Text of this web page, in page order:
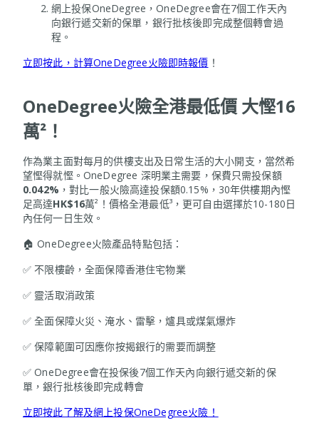
網上投保OneDegree，OneDegree會在7個工作天內
向銀行遞交新的保單，銀行批核後即完成整個轉會過
程。
立即按此，計算OneDegree火險即時報價 ！
OneDegree火險全港最低價 大慳16
萬²！
作為業主面對每月的供樓支出及日常生活的大小開支，當然希
望慳得就慳。OneDegree 深明業主需要，保費只需投保額
0.042% ，對比一般火險高達投保額0.15%，30年供樓期內慳
足高達HK$16萬²！價格全港最低³，更可自由選擇於10-180日
內任何一日生效。
🏠 OneDegree火險產品特點包括：
✅ 不限樓齡，全面保障香港住宅物業
✅ 靈活取消政策
✅ 全面保障火災、淹水、雷擊，爐具或煤氣爆炸
✅ 保障範圍可因應你按揭銀行的需要而調整
✅ OneDegree會在投保後7個工作天內向銀行遞交新的保
單，銀行批核後即完成轉會
立即按此了解及網上投保OneDegree火險！